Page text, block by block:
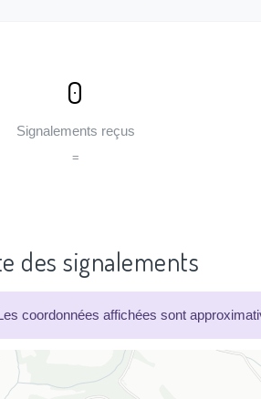
0
Signalements reçus
=
des signalements
coordonnées affichées sont